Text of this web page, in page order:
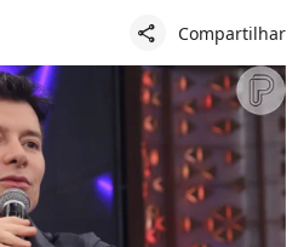
share Compartilhar